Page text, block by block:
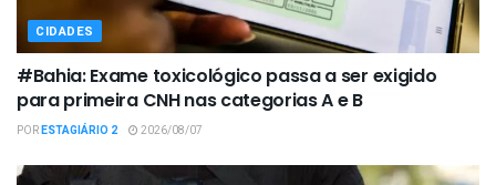
CIDADES
#Bahia: Exame toxicológico passa a ser exigido
para primeira CNH nas categorias A e B
PORESTAGIÁRIO 2 2026/08/07